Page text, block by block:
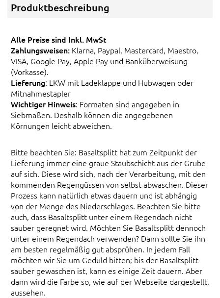
Produktbeschreibung
Alle Preise sind Inkl. MwSt
Zahlungsweisen: Klarna, Paypal, Mastercard, Maestro,
VISA, Google Pay, Apple Pay und Banküberweisung
(Vorkasse).
Lieferung: LKW mit Ladeklappe und Hubwagen oder
Mitnahmestapler
Wichtiger Hinweis: Formaten sind angegeben in
Siebmaßen. Deshalb können die angegebenen
Körnungen leicht abweichen.
Bitte beachten Sie: Basaltsplitt hat zum Zeitpunkt der
Lieferung immer eine graue Staubschicht aus der Grube
auf sich. Diese wird sich, nach der Verarbeitung, mit den
kommenden Regengüssen von selbst abwaschen. Dieser
Prozess kann natürlich etwas dauern und ist abhängig
von der Menge des Niederschlages. Beachten Sie bitte
auch, dass Basaltsplitt unter einem Regendach nicht
sauber geregnet wird. Möchten Sie Basaltsplitt dennoch
unter einem Regendach verwenden? Dann sollte Sie ihn
am besten regelmäßig gut absprühen. In jedem Fall
möchten wir Sie um Geduld bitten; bis der Basaltsplitt
sauber gewaschen ist, kann es einige Zeit dauern. Aber
dann wird die Farbe so, wie auf der Webseite dargestellt,
aussehen.